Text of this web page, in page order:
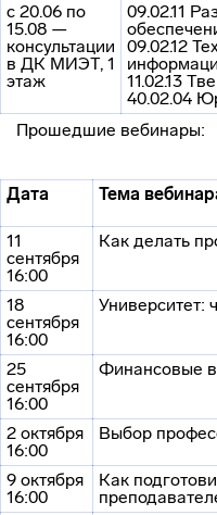
с 20.06 по
15.08 —
консультации
в ДК МИЭТ, 1
этаж
09.02.11
09.02.12
11.02.13
40.02.04
Прошедшие вебинары:
Дата Тема
11
сентября
16:00
Как делать
18
сентября
16:00
Университет:
25
сентября
16:00
Финансовые
2 октября
16:00
Выбор
9 октября
16:00
Как